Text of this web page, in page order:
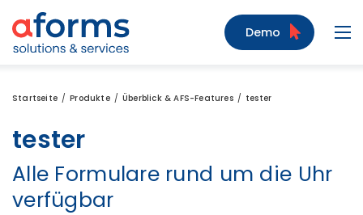
Zum Inhalt
Zum Menü
Zur Suche
Demo
Startseite Produkte Überblick & AFS-Features tester
tester
Alle Formulare rund um die Uhr
verfügbar